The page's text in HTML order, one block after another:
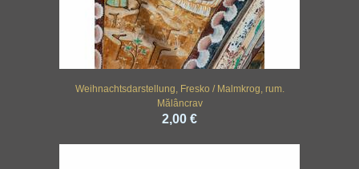
Weihnachtsdarstellung, Fresko / Malmkrog, rum.
Mălâncrav
2,00 €